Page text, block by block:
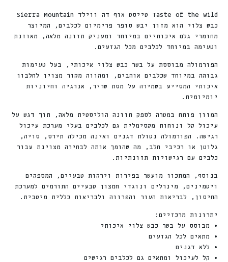
Taste of the Wild טייסט אוף דה ווילד Sierra Mountain
כבש צלוי הוא מזון יבש סופר פרימיום לכלבים, המיוצר
מחומרי גלם איכותיים במיוחד ומעניק תזונה מלאה, מאוזנת
וטעימה במיוחד לכלבים מכל הגזעים.
הפורמולה מבוססת על בשר כבש צלוי איכותי, בעל טעימות
גבוהה במיוחד שכלבים אוהבים, ומהווה מקור מצוין לחלבון
איכותי המסייע בשמירה על מסת שריר, אנרגיה וחיוניות
יומיומית.
המזון פותח במטרה לספק תזונה הוליסטית מלאה, תוך דגש על
עיכול קל ונוחות מקסימלית גם לכלבים בעלי מערכת עיכול
רגישה. הפורמולה נטולת דגנים ואינה מכילה תירס, סויה,
גלוטן או רכיבי חלב, מה שהופך אותה לבחירה מצוינת עבור
כלבים עם רגישויות תזונתיות.
בנוסף, המתכון מועשר בפירות וירקות טבעיים, המספקים
ויטמינים, מינרלים ונוגדי חמצון טבעיים התורמים למערכת
החיסון, לבריאות העור והפרווה ולבריאות כללית מיטבית.
יתרונות מרכזיים:
• מבוסס על בשר כבש צלוי איכותי
• מתאים לכל הגזעים
• ללא דגנים
• קל לעיכול ומתאים גם לכלבים רגישים